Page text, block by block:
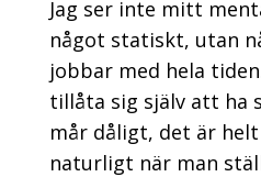
Jag ser inte mitt
något statiskt, utan
jobbar med hela
tillåta sig själv att ha
mår dåligt, det är
naturligt när man